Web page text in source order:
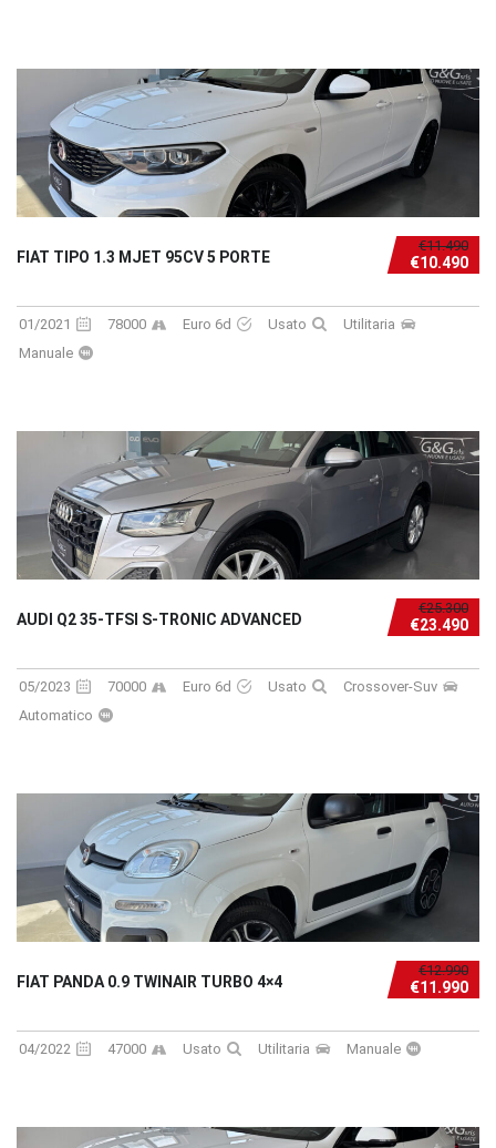
€11.490
€10.490
FIAT TIPO 1.3 MJET 95CV 5 PORTE
01/2021 78000 Euro 6d Usato
Utilitaria
Manuale
€25.300
€23.490
AUDI Q2 35-TFSI S-TRONIC ADVANCED
05/2023 70000 Euro 6d Usato
Crossover-Suv
Automatico
€12.990
€11.990
FIAT PANDA 0.9 TWINAIR TURBO 4×4
04/2022 47000 Usato Utilitaria Manuale